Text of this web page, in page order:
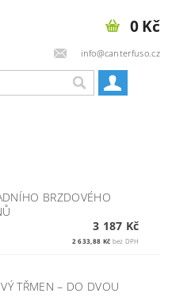
info@canterfuso.cz
0 Kč
BRZDOVÉHO
3 187 Kč
2 633,88 Kč bez DPH
TŘMEN– DO DVOU